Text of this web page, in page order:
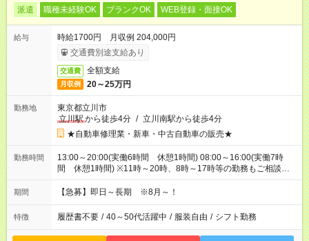
派遣 職種未経験OK ブランクOK WEB登録・面接OK
給与
時給1700円 月収例 204,000円
交通費別途支給あり
交通費 全額支給
月収例 20～25万円
勤務地
東京都立川市
立川駅から徒歩4分 / 立川南駅から徒歩4分
★自動車修理業・新車・中古自動車の販売★
勤務時間
13:00～20:00(実働6時間 休憩1時間) 08:00～16:00(実働7時
間 休憩1時間) ※11時～20時、8時～17時等の勤務もご相談可
能です♪11時からの遅番のみOK
期間 【急募】即日～長期 ※8月～！
特徴 履歴書不要 / 40～50代活躍中 / 服装自由 / シフト勤務